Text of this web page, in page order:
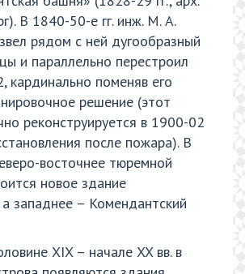
В 1840-50-е гг. инж. М. А.
рядом с ней дугообразный
и параллельно перестроил
кардинально поменяв его
решение (этот
реконструируется в 1900-02
после пожара). В
восточнее тюремной
новое здание
западнее – Комендантский
XIX – начале XX вв. в